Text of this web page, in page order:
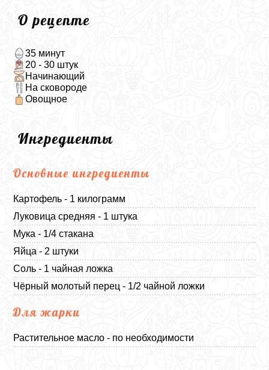
О рецепте
35 минут
20 - 30 штук
Начинающий
На сковороде
Овощное
Ингредиенты
Основные ингредиенты
Картофель - 1 килограмм
Луковица средняя - 1 штука
Мука - 1/4 стакана
Яйца - 2 штуки
Соль - 1 чайная ложка
Чёрный молотый перец - 1/2 чайной ложки
Для жарки
Растительное масло - по необходимости